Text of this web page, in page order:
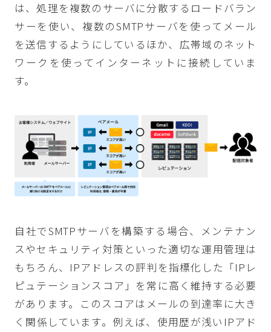
は、処理を複数のサーバに分散するロードバラン
サーを使い、複数のSMTPサーバを使ってメール
を送信するようにしているほか、広帯域のネット
ワークを使ってインターネットに接続していま
す。
自社でSMTPサーバを構築する場合、メンテナン
スやセキュリティ対策といった適切な運用管理は
もちろん、IPアドレスの評判を指標化した「IPレ
ピュテーションスコア」を常に高く維持する必要
があります。このスコアはメールの到達率に大き
く関係しています。例えば、使用歴が浅いIPアド